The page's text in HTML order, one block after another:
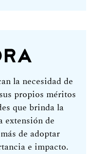
la necesidad de
propios méritos
que brinda la
extensión de
de adoptar
e impacto.